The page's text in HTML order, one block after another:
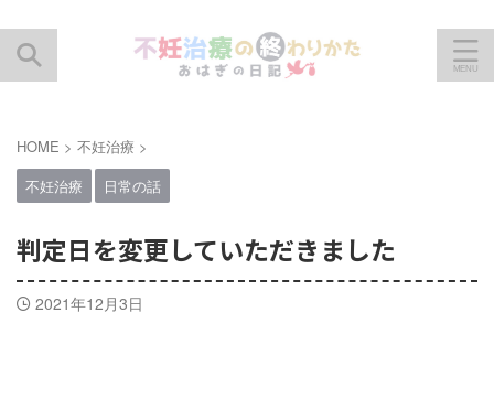
HOME > 不妊治療 >
不妊治療
日常の話
判定日を変更していただきました
2021年12月3日